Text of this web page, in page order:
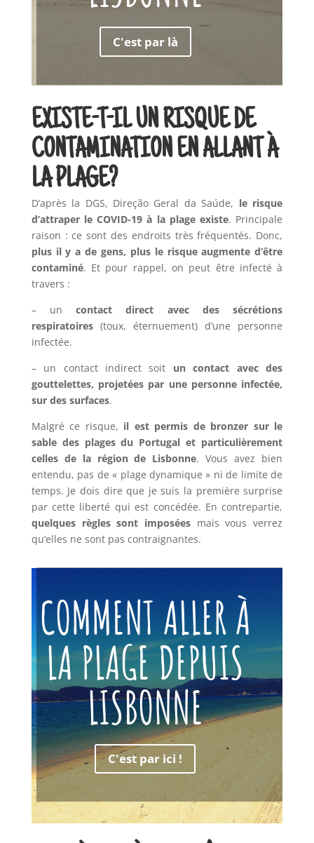
C'est par là
EXISTE-T-IL UN RISQUE DE
CONTAMINATION EN ALLANT À
LA PLAGE?
D’après la DGS, Direção Geral da Saúde, le risque
d’attraper le COVID-19 à la plage existe. Principale
raison : ce sont des endroits très fréquentés. Donc,
plus il y a de gens, plus le risque augmente d’être
contaminé. Et pour rappel, on peut être infecté à
travers :
– uncontact direct avec des sécrétions
respiratoires(toux, éternuement) d’une personne
infectée.
– un contact indirect soit un contact avec des
gouttelettes, projetées par une personne infectée,
sur des surfaces.
Malgré ce risque, il est permis de bronzer sur le
sable des plages du Portugal et particulièrement
celles de la région de Lisbonne. Vous avez bien
entendu, pas de « plage dynamique » ni de limite de
temps. Je dois dire que je suis la première surprise
par cette liberté qui est concédée. En contrepartie,
quelques règles sont imposées mais vous verrez
qu’elles ne sont pas contraignantes.
COMMENT ALLER À
LA PLAGE DEPUIS
LISBONNE
C'est par ici !